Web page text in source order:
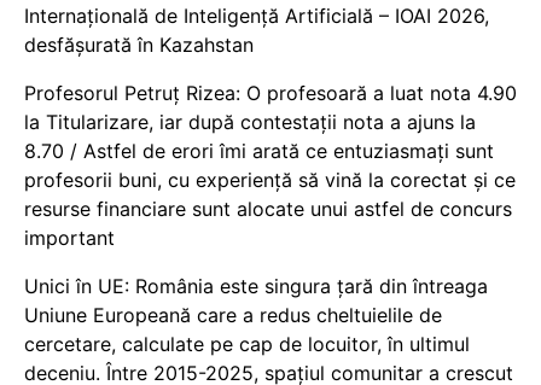
Internațională de Inteligență Artificială – IOAI 2026,
desfășurată în Kazahstan
Profesorul Petruț Rizea: O profesoară a luat nota 4.90
la Titularizare, iar după contestații nota a ajuns la
8.70 / Astfel de erori îmi arată ce entuziasmați sunt
profesorii buni, cu experiență să vină la corectat și ce
resurse financiare sunt alocate unui astfel de concurs
important
Unici în UE: România este singura țară din întreaga
Uniune Europeană care a redus cheltuielile de
cercetare, calculate pe cap de locuitor, în ultimul
deceniu. Între 2015-2025, spațiul comunitar a crescut